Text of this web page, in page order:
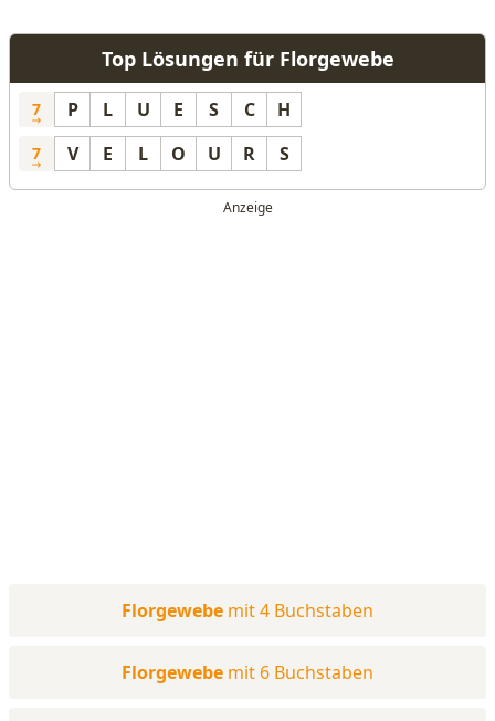
Top Lösungen für Florgewebe
7 P L U E S C H
7 V E L O U R S
Florgewebe mit 4 Buchstaben
Florgewebe mit 6 Buchstaben